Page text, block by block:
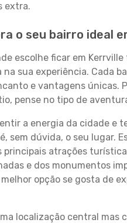
extra.
o seu bairro ideal
escolhe ficar em
sua experiência. Cada
e vantagens únicas.
pense no tipo de
a energia da cidade e
é, sem dúvida, o seu lugar.
principais atrações
e dos monumentos
melhor opção se gosta de
localização central mas